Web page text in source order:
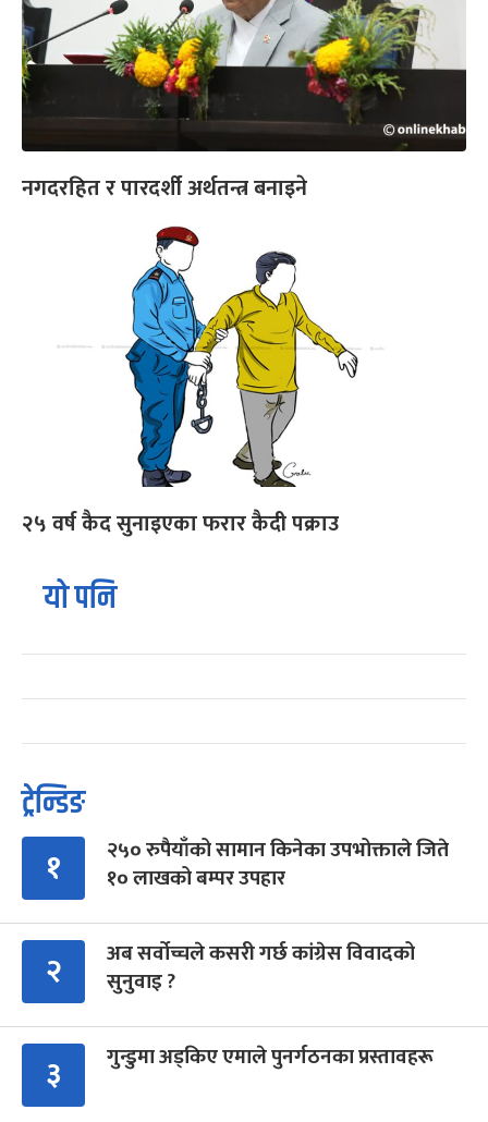
नगदरहित र पारदर्शी अर्थतन्त्र बनाइने
२५ वर्ष कैद सुनाइएका फरार कैदी पक्राउ
यो पनि
ट्रेन्डिङ
१
२५० रुपैयाँको सामान किनेका उपभोक्ताले जिते
१० लाखको बम्पर उपहार
२
अब सर्वोच्चले कसरी गर्छ कांग्रेस विवादको
सुनुवाइ ?
३ गुन्डुमा अड्किए एमाले पुनर्गठनका प्रस्तावहरू